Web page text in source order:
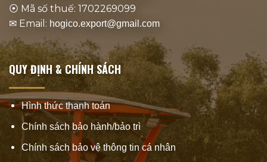
⦿ Mã số thuế: 1702269099
✉ Email: hogico.export@gmail.com
QUY ĐỊNH & CHÍNH SÁCH
Hình thức thanh toán
Chính sách bảo hành/bảo trì
Chính sách bảo vệ thông tin cá nhân